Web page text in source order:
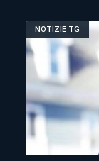
NOTIZIE TG